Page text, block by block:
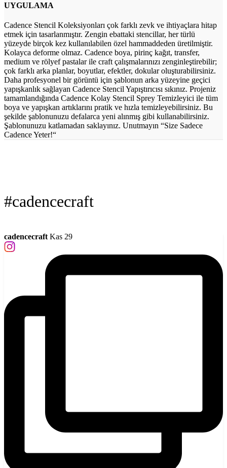
UYGULAMA
Cadence Stencil Koleksiyonları çok farklı zevk ve ihtiyaçlara hitap
etmek için tasarlanmıştır. Zengin ebattaki stencillar, her türlü
yüzeyde birçok kez kullanılabilen özel hammaddeden üretilmiştir.
Kolayca deforme olmaz. Cadence boya, pirinç kağıt, transfer,
medium ve rölyef pastalar ile craft çalışmalarınızı zenginleştirebilir;
çok farklı arka planlar, boyutlar, efektler, dokular oluşturabilirsiniz.
Daha profesyonel bir görüntü için şablonun arka yüzeyine geçici
yapışkanlık sağlayan Cadence Stencil Yapıştırıcısı sıkınız. Projeniz
tamamlandığında Cadence Kolay Stencil Sprey Temizleyici ile tüm
boya ve yapışkan artıklarını pratik ve hızla temizleyebilirsiniz. Bu
şekilde şablonunuzu defalarca yeni alınmış gibi kullanabilirsiniz.
Şablonunuzu katlamadan saklayınız. Unutmayın “Size Sadece
Cadence Yeter!“
#cadencecraft
cadencecraft Kas 29